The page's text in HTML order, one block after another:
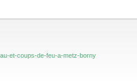
et-coups-de-feu-a-metz-borny